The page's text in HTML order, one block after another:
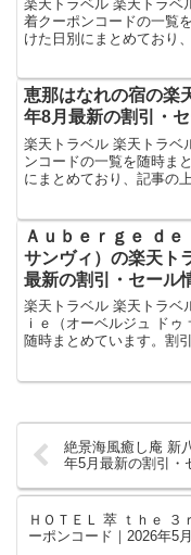
楽天トラベル 楽天トラベ
着クーポンコードの一覧
けた日別にまとめており
になります。ホテル・旅
恵那はなれの宿の楽
年8月最新の割引・
楽天トラベル 楽天トラベ
ンコードの一覧を随時ま
にまとめており、記事の
す。ホテル・旅館宿泊の
Ａｕｂｅｒｇｅ ｄ
サンヴィ）の楽天ト
最新の割引・セール
楽天トラベル 楽天トラベ
ｉｅ（オーベルジュ ド
随時まとめています。割
絶景海風癒し庵 新
年5月最新の割引・
ＨＯＴＥＬ 萃 ｔｈｅ ３
ーポンコード｜2026年5